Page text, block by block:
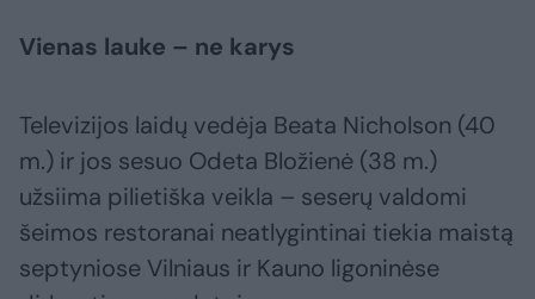
Vienas lauke – ne karys
Televizijos laidų vedėja Beata Nicholson (40
m.) ir jos sesuo Odeta Bložienė (38 m.)
užsiima pilietiška veikla – seserų valdomi
šeimos restoranai neatlygintinai tiekia maistą
septyniose Vilniaus ir Kauno ligoninėse